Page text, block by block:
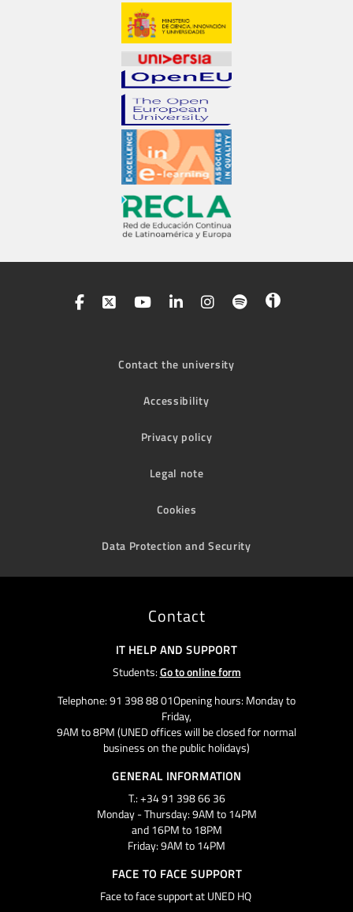
Contact the university
Accessibility
Privacy policy
Legal note
Cookies
Data Protection and Security
Contact
IT HELP AND SUPPORT
Students:Go to online form
Telephone: 91 398 88 01Opening hours: Monday to
Friday,
9AM to 8PM (UNED offices will be closed for normal
business on the public holidays)
GENERAL INFORMATION
T.: +34 91 398 66 36
Monday - Thursday: 9AM to 14PM
and 16PM to 18PM
Friday: 9AM to 14PM
FACE TO FACE SUPPORT
Face to face support at UNED HQ